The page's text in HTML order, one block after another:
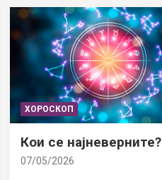
ХОРОСКОП
Кои се најневерните?
07/05/2026